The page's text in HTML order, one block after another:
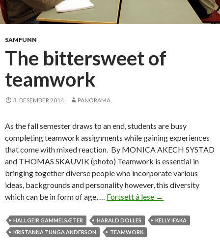
t
s
h
r
e
n
a
n
a
g
e
m
e
n
t
s
SAMFUNN
The bittersweet of
teamwork
3. DESEMBER 2014 PANORAMA
As the fall semester draws to an end, students are busy
completing teamwork assignments while gaining experiences
that come with mixed reaction. By MONICA AKECH SYSTAD
and THOMAS SKAUVIK (photo) Teamwork is essential in
bringing together diverse people who incorporate various
ideas, backgrounds and personality however, this diversity
which can be in form of age, … Fortsett å lese T
e
→
HALLGEIR GAMMELSÆTER HARALD DOLLES
KELLY IFAKA
KRISTANNA TUNGA ANDERSON
TEAMWORK